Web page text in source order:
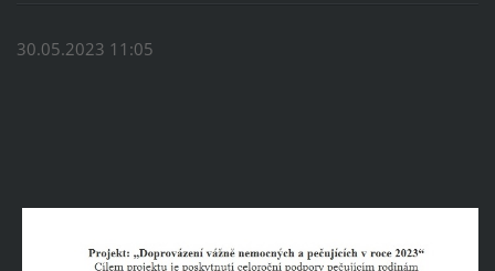
30.05.2023 11:05